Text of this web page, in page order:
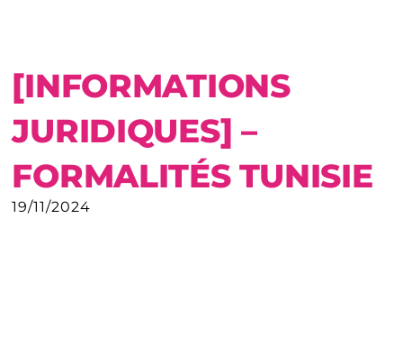
[INFORMATIONS
JURIDIQUES] –
FORMALITÉS TUNISIE
19/11/2024